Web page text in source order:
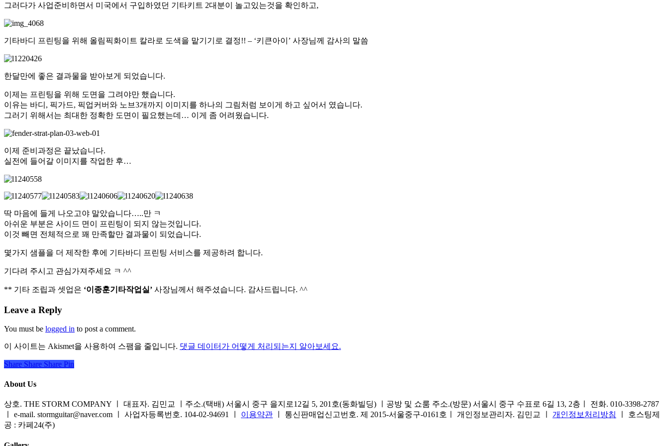
그러다가 사업준비하면서 미국에서 구입하였던 기타키트 2대분이 놀고있는것을 확인하고,
기타바디 프린팅을 위해 올림픽화이트 칼라로 도색을 맡기기로 결정!! – ‘키큰아이’ 사장님께 감사의 말씀
한달만에 좋은 결과물을 받아보게 되었습니다.
이제는 프린팅을 위해 도면을 그려야만 했습니다.
이유는 바디, 픽가드, 픽업커버와 노브3개까지 이미지를 하나의 그림처럼 보이게 하고 싶어서 였습니다.
그러기 위해서는 최대한 정확한 도면이 필요했는데… 이게 좀 어려웠습니다.
이제 준비과정은 끝났습니다.
실전에 들어갈 이미지를 작업한 후…
딱 마음에 들게 나오고야 말았습니다…..만 ㅋ
아쉬운 부분은 사이드 면이 프린팅이 되지 않는것입니다.
이것 빼면 전체적으로 꽤 만족할만 결과물이 되었습니다.
몇가지 샘플을 더 제작한 후에 기타바디 프린팅 서비스를 제공하려 합니다.
기다려 주시고 관심가져주세요 ㅋ ^^
** 기타 조립과 셋업은 ‘이종훈기타작업실’ 사장님께서 해주셨습니다. 감사드립니다. ^^
Leave a Reply
You must be logged in to post a comment.
이 사이트는 Akismet을 사용하여 스팸을 줄입니다. 댓글 데이터가 어떻게 처리되는지 알아보세요.
Share
Share Share Share Pin
About Us
상호. THE STORM COMPANY ㅣ 대표자. 김민교 ㅣ주소.(택배) 서울시 중구 을지로12길 5, 201호(동화빌딩) ㅣ공방 및 쇼룸 주소.(방문) 서울시 중구 수표로 6길 13, 2층ㅣ 전화. 010-3398-2787
ㅣ e-mail. stormguitar@naver.com ㅣ 사업자등록번호. 104-02-94691 ㅣ 이용약관 ㅣ 통신판매업신고번호. 제 2015-서울중구-0161호ㅣ 개인정보관리자. 김민교 ㅣ 개인정보처리방침
ㅣ 호스팅제
공 : 카페24(주)